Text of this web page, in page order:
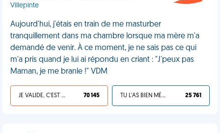
Villepinte
Aujourd'hui, j'étais en train de me masturber
tranquillement dans ma chambre lorsque ma mère m'a
demandé de venir. À ce moment, je ne sais pas ce qui
m'a pris quand je lui ai répondu en criant : "J'peux pas
Maman, je me branle !" VDM
JE VALIDE, C'EST UNE VDM 70 145 TU L'AS BIEN MÉRITÉ 25 761